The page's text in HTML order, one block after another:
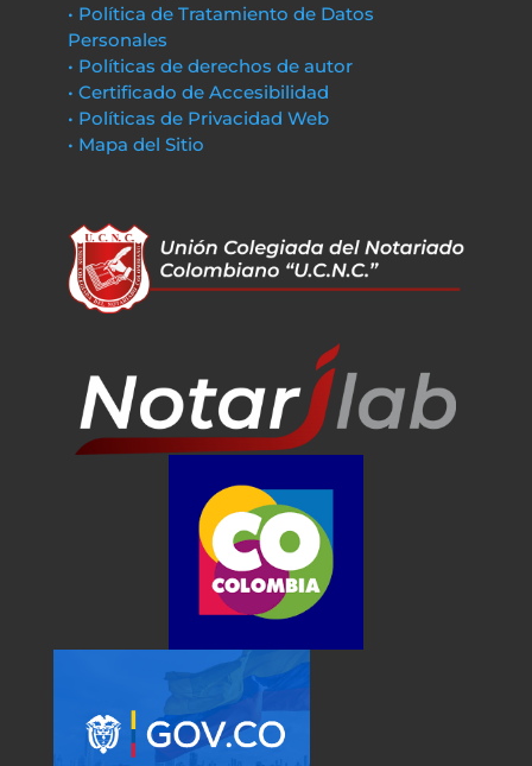
• Política de Tratamiento de Datos
Personales
• Políticas de derechos de autor
• Certificado de Accesibilidad
• Políticas de Privacidad Web
• Mapa del Sitio